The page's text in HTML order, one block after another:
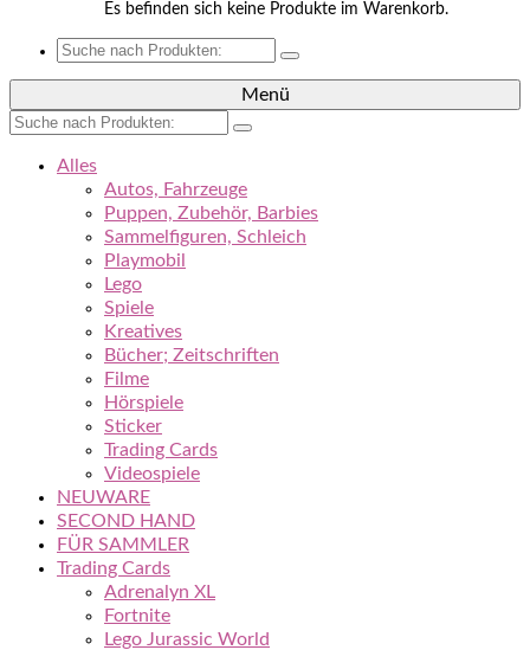
Es befinden sich keine Produkte im Warenkorb.
Suche
Menü
Suche
Alles
Autos, Fahrzeuge
Puppen, Zubehör, Barbies
Sammelfiguren, Schleich
Playmobil
Lego
Spiele
Kreatives
Bücher; Zeitschriften
Filme
Hörspiele
Sticker
Trading Cards
Videospiele
NEUWARE
SECOND HAND
FÜR SAMMLER
Trading Cards
Adrenalyn XL
Fortnite
Lego Jurassic World